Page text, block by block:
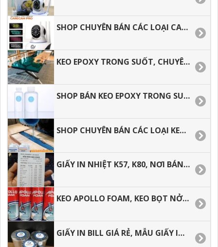
SHOP CHUYÊN BÁN CÁC LOẠI CAMERA AN NINH GIÁ RẺ.
KEO EPOXY TRONG SUỐT, CHUYÊN BÁN KEO ĐỔ MẶT BÀN.
SHOP BÁN KEO EPOXY TRONG SUỐT ĐỔ MẶT BÀN TẠI TP.HCM
SHOP CHUYÊN BÁN CÁC LOẠI KEO EPOXY TRONG SUỐT.
GIẤY IN NHIỆT K57, K80, NƠI BÁN GIÁ RẺ TẠI TP.HCM.
KEO APOLLO FOAM, KEO BỌT NỞ TRƯƠNG.
GIẤY IN BILL GIÁ RẺ, MẪU GIẤY IN CẢM NHIỆT THÔNG DỤNG.